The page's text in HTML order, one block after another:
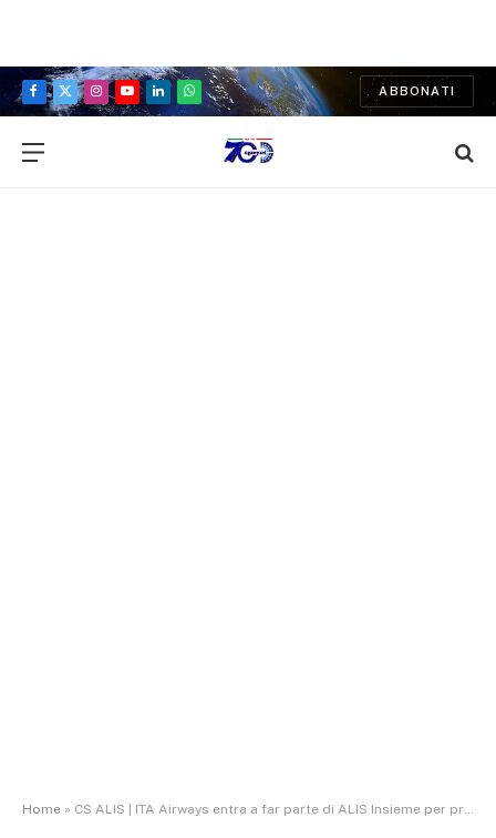
Facebook
X
Instagram
YouTubeLinkedInWhatsApp
ABBONATI
Home » CS ALIS | ITA Airways entra a far parte di ALIS Insieme per promuovere il made in Italy nel mondo